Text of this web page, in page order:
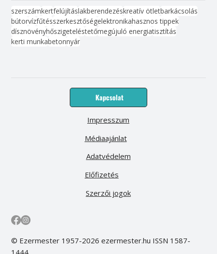
szerszámkertfelújításlakberendezéskreatív ötletbarkácsolás
bútorvízfűtésszerkesztőségelektronikahasznos tippek
dísznövényhőszigeteléstetőmegújuló energiatisztítás
kerti munkabetonnyár
Kapcsolat
Médiaajánlat
Előfizetés
Impresszum
Adatvédelem
Szerzői jogok
© Ezermester 1957-2026 ezermester.hu ISSN 1587-
1444